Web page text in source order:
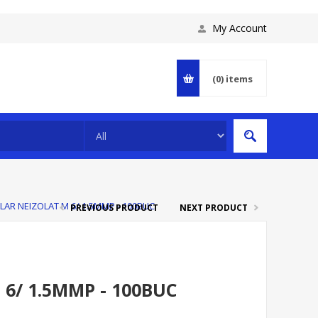
My Account
(0) items
NEIZOLAT M 6/ 1.5MMP - 100BUC
PREVIOUS PRODUCT NEXT PRODUCT
6/ 1.5MMP - 100BUC